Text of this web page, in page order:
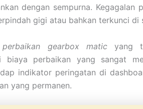
dengan sempurna. Kegagalan
gigi atau bahkan terkunci di
perbaikan gearbox maticyang
biaya perbaikan yang sangat
indikator peringatan di
yang permanen.